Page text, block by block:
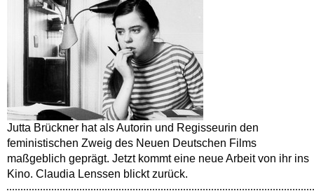
Jutta Brückner hat als Autorin und Regisseurin den
feministischen Zweig des Neuen Deutschen Films
maßgeblich geprägt. Jetzt kommt eine neue Arbeit von ihr ins
Kino. Claudia Lenssen blickt zurück.